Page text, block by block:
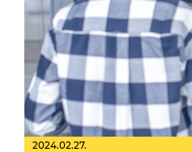
2024.02.27.